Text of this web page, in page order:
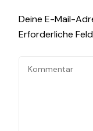
Deine E-Mail-
Erforderliche